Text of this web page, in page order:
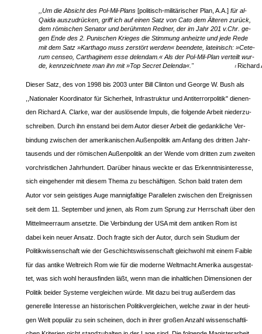
,,Um die Absicht des Pol-Mil-Plans[politisch-militärischer Plan, A.A.]für al-
Qaida auszudrücken, griff ich auf einen Satz von Cato dem Älteren zurück,
dem römischen Senator und berühmten Redner, der im Jahr 201 v.Chr. ge-
gen Ende des 2. Punischen Krieges die Stimmung anheizte und jede Rede
mit dem Satz »Karthago muss zerstört werden« beendete, lateinisch: »Cete-
rum censeo, Carthaginem esse delendam.« Als der Pol-Mil-Plan verteilt wur-
de, kennzeichnete man ihn mit »Top Secret Delenda«."
1 Richard
Dieser Satz, des von 1998 bis 2003 unter Bill Clinton und George W. Bush als
,,Nationaler Koordinator für Sicherheit, Infrastruktur und Antiterrorpolitik" dienen-
den Richard A. Clarke, war der auslösende Impuls, die folgende Arbeit niederzu-
schreiben. Durch ihn enstand bei dem Autor dieser Arbeit die gedankliche Ver-
bindung zwischen der amerikanischen Außenpolitik am Anfang des dritten Jahr-
tausends und der römischen Außenpolitik an der Wende vom dritten zum zweiten
vorchristlichen Jahrhundert. Darüber hinaus weckte er das Erkenntnisinteresse,
sich eingehender mit diesem Thema zu beschäftigen. Schon bald traten dem
Autor vor sein geistiges Auge mannigfaltige Parallelen zwischen den Ereignissen
seit dem 11. September und jenen, als Rom zum Sprung zur Herrschaft über den
Mittelmeerraum ansetzte. Die Verbindung der USA mit dem antiken Rom ist
dabei kein neuer Ansatz. Doch fragte sich der Autor, durch sein Studium der
Politikwissenschaft wie der Geschichtswissenschaft gleichwohl mit einem Faible
für das antike Weltreich Rom wie für die moderne Weltmacht Amerika ausgestat-
tet, was sich wohl herausfinden läßt, wenn man die inhaltlichen Dimensionen der
Politik beider Systeme vergleichen würde. Mit dazu bei trug außerdem das
generelle Interesse an historischen Politikvergleichen, welche zwar in der heuti-
gen Welt populär zu sein scheinen, doch in ihrer großen Anzahl wissenschaftli-